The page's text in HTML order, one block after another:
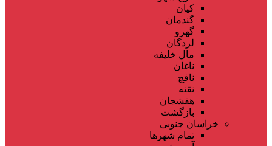
کیان
گندمان
گهرو
لردگان
مال خلیفه
ناغان
نافچ
نقنه
هفشجان
بازگشت
خراسان جنوبی
تمام شهر‌ها